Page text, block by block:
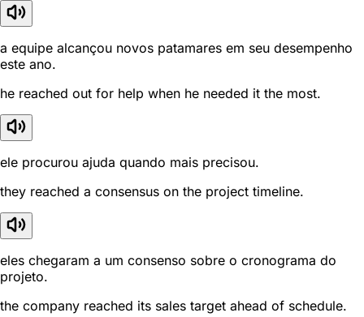
a equipe alcançou novos patamares em seu desempenho
este ano.
he reached out for help when he needed it the most.
ele procurou ajuda quando mais precisou.
they reached a consensus on the project timeline.
eles chegaram a um consenso sobre o cronograma do
projeto.
the company reached its sales target ahead of schedule.